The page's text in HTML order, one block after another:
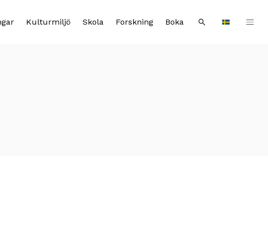
Languages
Kulturmiljö Skola Forskning Boka Sök